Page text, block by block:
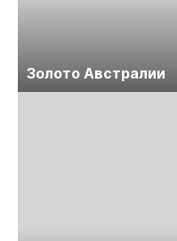
Золото Австралии